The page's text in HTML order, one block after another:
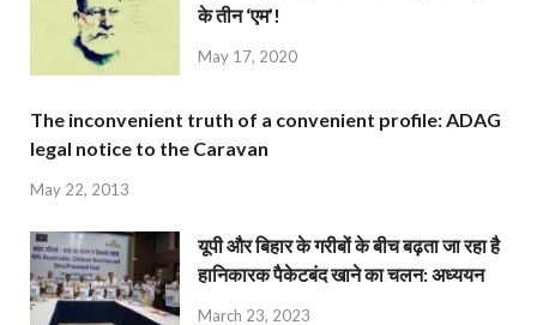
के तीन ‘एम’!
May 17, 2020
The inconvenient truth of a convenient profile: ADAG
legal notice to the Caravan
May 22, 2013
यूपी और बिहार के गरीबों के बीच बढ़ता जा रहा है
हानिकारक पैकेटबंद खाने का चलन: अध्ययन
March 23, 2023